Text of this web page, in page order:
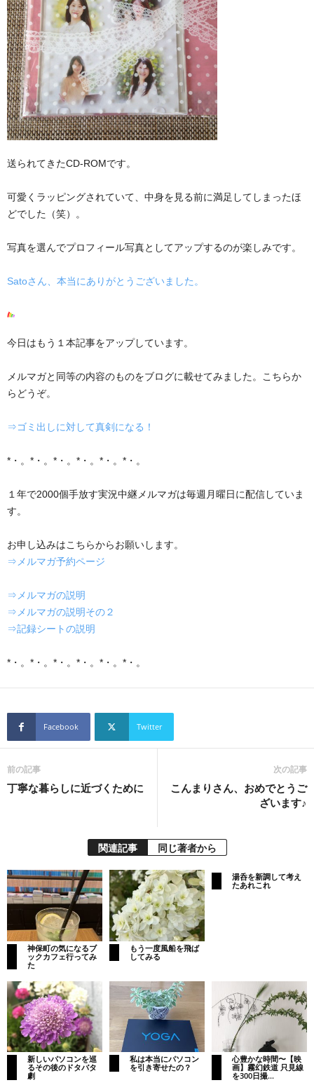
送られてきたCD-ROMです。
可愛くラッピングされていて、中身を見る前に満足してしまったほ
どでした（笑）。
写真を選んでプロフィール写真としてアップするのが楽しみです。
Satoさん、本当にありがとうございました。
今日はもう１本記事をアップしています。
メルマガと同等の内容のものをブログに載せてみました。こちらか
らどうぞ。
⇒ゴミ出しに対して真剣になる！
*・。*・。*・。*・。*・。*・。
１年で2000個手放す実況中継メルマガは毎週月曜日に配信していま
す。
お申し込みはこちらからお願いします。
⇒メルマガ予約ページ
⇒メルマガの説明
⇒メルマガの説明その２
⇒記録シートの説明
*・。*・。*・。*・。*・。*・。
Facebook Twitter
前の記事
丁寧な暮らしに近づくために
次の記事
こんまりさん、おめでとうご
ざいます♪
関連記事 同じ著者から
神保町の気になるブ
ックカフェ行ってみ
た
もう一度風船を飛ば
してみる
湯呑を新調して考え
たあれこれ
新しいパソコンを巡
るその後のドタバタ
劇
私は本当にパソコン
を引き寄せたの？
心豊かな時間〜【映
画】霧幻鉄道 只見線
を300日撮...